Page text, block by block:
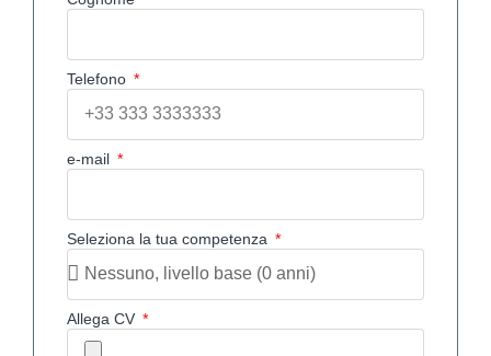
Telefono
e-mail
Seleziona la tua competenza
Allega CV